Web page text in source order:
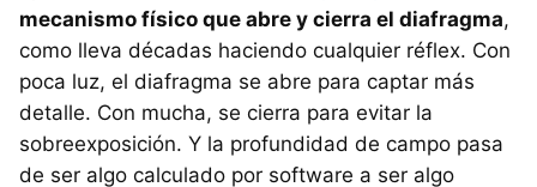
mecanismo físico que abre y cierra el diafragma,
como lleva décadas haciendo cualquier réflex. Con
poca luz, el diafragma se abre para captar más
detalle. Con mucha, se cierra para evitar la
sobreexposición. Y la profundidad de campo pasa
de ser algo calculado por software a ser algo